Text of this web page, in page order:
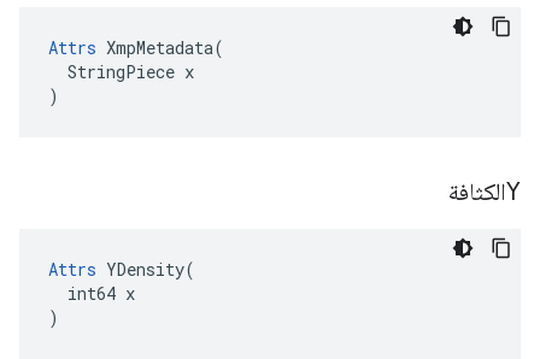
Attrs XmpMetadata(
  StringPiece x
)
Yالكثافة
Attrs YDensity(
  int64 x
)